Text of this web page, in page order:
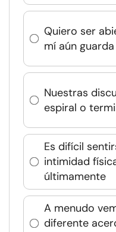
Quiero ser
mí aún
Nuestras
espiral o
Es difícil
intimidad
últimamente
A menudo
diferente